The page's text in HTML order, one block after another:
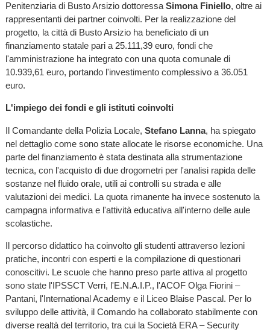
Penitenziaria di Busto Arsizio dottoressa Simona Finiello, oltre ai
rappresentanti dei partner coinvolti. Per la realizzazione del
progetto, la città di Busto Arsizio ha beneficiato di un
finanziamento statale pari a 25.111,39 euro, fondi che
l'amministrazione ha integrato con una quota comunale di
10.939,61 euro, portando l'investimento complessivo a 36.051
euro.
L'impiego dei fondi e gli istituti coinvolti
Il Comandante della Polizia Locale, Stefano Lanna, ha spiegato
nel dettaglio come sono state allocate le risorse economiche. Una
parte del finanziamento è stata destinata alla strumentazione
tecnica, con l'acquisto di due drogometri per l'analisi rapida delle
sostanze nel fluido orale, utili ai controlli su strada e alle
valutazioni dei medici. La quota rimanente ha invece sostenuto la
campagna informativa e l'attività educativa all'interno delle aule
scolastiche.
Il percorso didattico ha coinvolto gli studenti attraverso lezioni
pratiche, incontri con esperti e la compilazione di questionari
conoscitivi. Le scuole che hanno preso parte attiva al progetto
sono state l'IPSSCT Verri, l'E.N.A.I.P., l'ACOF Olga Fiorini –
Pantani, l'International Academy e il Liceo Blaise Pascal. Per lo
sviluppo delle attività, il Comando ha collaborato stabilmente con
diverse realtà del territorio, tra cui la Società ERA – Security